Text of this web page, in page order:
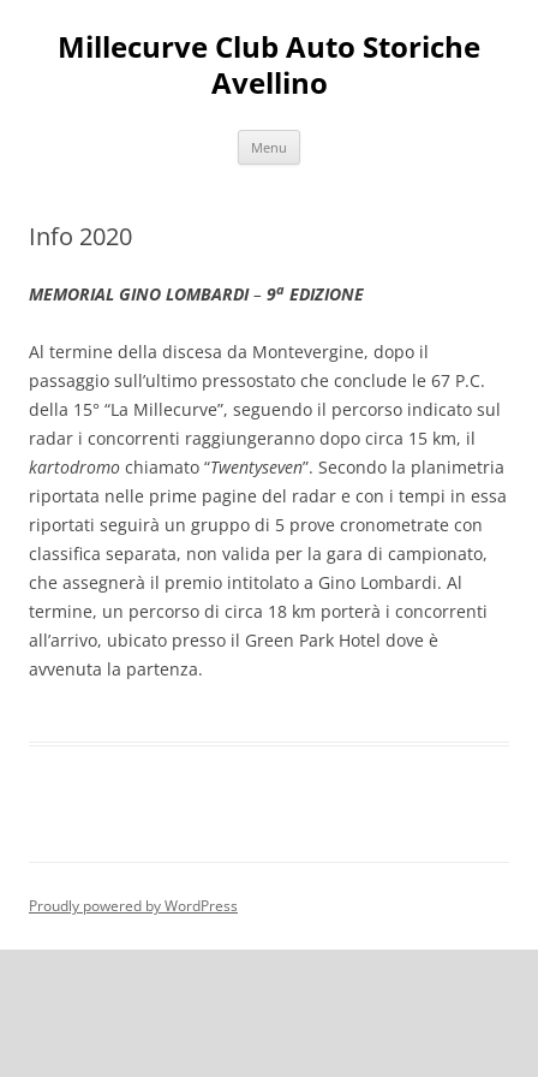
contenuto
Millecurve Club Auto Storiche
Avellino
Menu
Info 2020
MEMORIAL GINO LOMBARDI– 9a EDIZIONE
Al termine della discesa da Montevergine, dopo il
passaggio sull’ultimo pressostato che conclude le 67 P.C.
della 15° “La Millecurve”, seguendo il percorso indicato sul
radar i concorrenti raggiungeranno dopo circa 15 km, il
kartodromo chiamato “Twentyseven”. Secondo la planimetria
riportata nelle prime pagine del radar e con i tempi in essa
riportati seguirà un gruppo di 5 prove cronometrate con
classifica separata, non valida per la gara di campionato,
che assegnerà il premio intitolato a Gino Lombardi. Al
termine, un percorso di circa 18 km porterà i concorrenti
all’arrivo, ubicato presso il Green Park Hotel dove è
avvenuta la partenza.
Proudly powered by WordPress